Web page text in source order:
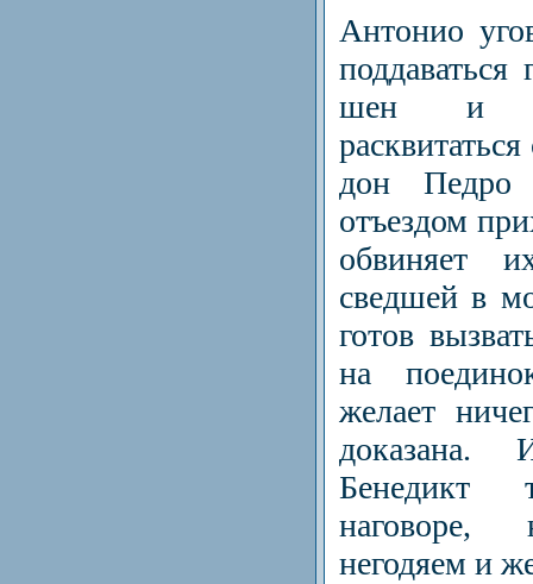
Антонио
шен и
дон Педро
отъездом
обвиняет
сведшей в
готов
на
желает
доказана.
Бенедикт
наговоре,
негодяем и